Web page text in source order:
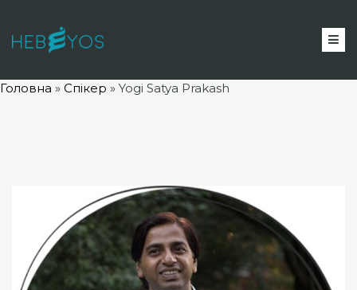
Головна » Спікер » Yogi Satya Prakash